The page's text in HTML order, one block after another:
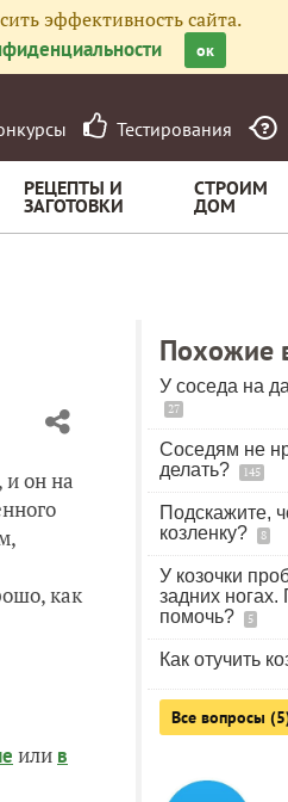
эффективность сайта.
ок
Тестирования
РЕЦЕПТЫ И
ЗАГОТОВКИ
СТРОИМ
ДОМ
и он на
как
или в
Похожие
У соседа на
27
Соседям не
делать?
145
Подскажите,
козленку?
8
У козочки
задних ногах.
помочь?
5
Как отучить
Все вопросы